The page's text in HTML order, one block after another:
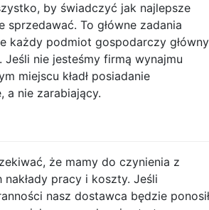
by świadczyć jak najlepsze
To główne zadania
każdy podmiot gospodarczy główny
Jeśli nie jesteśmy firmą wynajmu
miejscu kładł posiadanie
a nie zarabiający.
że mamy do czynienia z
pracy i koszty. Jeśli
nasz dostawca będzie ponosił